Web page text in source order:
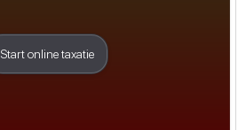
Start online taxatie